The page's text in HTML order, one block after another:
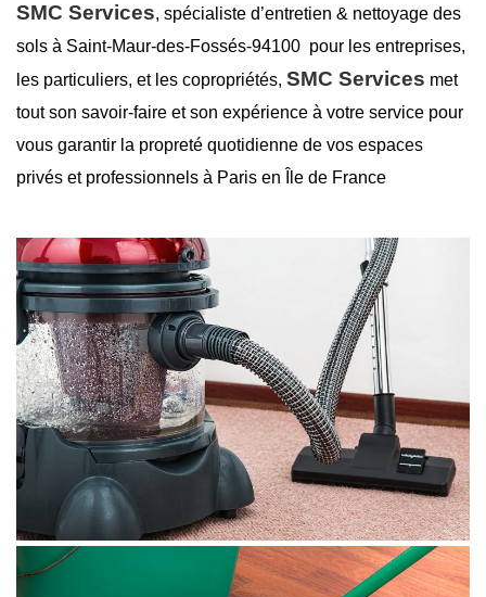
SMC Services, spécialiste d’entretien & nettoyage des
sols à Saint-Maur-des-Fossés-94100 pour les entreprises,
les particuliers, et les copropriétés, SMC Services met
tout son savoir-faire et son expérience à votre service pour
vous garantir la propreté quotidienne de vos espaces
privés et professionnels à Paris en Île de France